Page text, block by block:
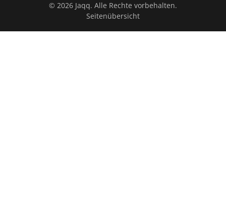
© 2026 Jaqq. Alle Rechte vorbehalten.
Seitenübersicht